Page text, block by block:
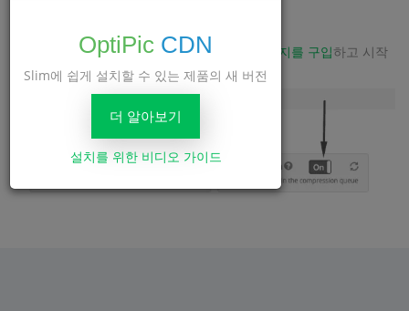
이제 사이트에 이미지 수가 있으면 필요한 패키지를 구입하고 시작
하세요. 사이트 설정에서 압축.
OptiPic CDN
Slim에 쉽게 설치할 수 있는 제품의 새 버전
더 알아보기
설치를 위한 비디오 가이드